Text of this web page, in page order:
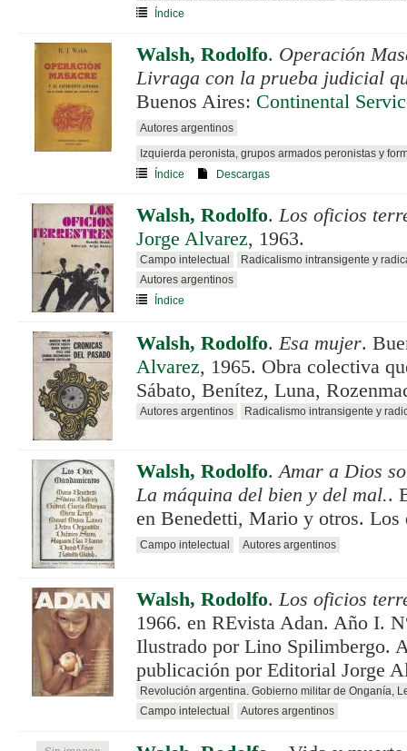
Índice
Walsh, Rodolfo. Operación
Livraga con la prueba judicial
Buenos Aires: Continental
Autores argentinos
Izquierda peronista, grupos armados peronistas y
Índice
Descargas
Walsh, Rodolfo.Los oficios
Jorge Alvarez, 1963.
Campo intelectual
Radicalismo intransigente y
Autores argentinos
Índice
Walsh, Rodolfo.Esa mujer.
Alvarez, 1965. Obra colectiva
Sábato, Benítez, Luna,
Autores argentinos Radicalismo intransigente y
Walsh, Rodolfo.Amar a Dios
La máquina del bien y del mal..
en Benedetti, Mario y otros. Los
Campo intelectual Autores argentinos
Walsh, Rodolfo.Los oficios
1966. en REvista Adan. Año I.
Ilustrado por Lino Spilimbergo.
publicación por Editorial Jorge
Revolución argentina. Gobierno militar de Onganía,
Campo intelectual
Autores argentinos